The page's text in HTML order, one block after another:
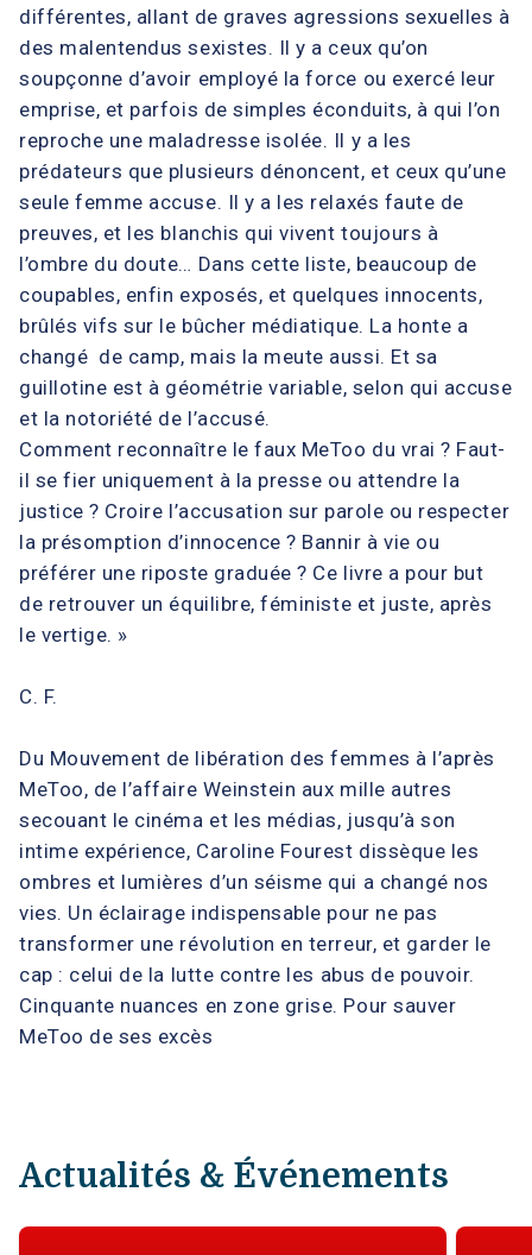
différentes, allant de graves agressions sexuelles à
des malentendus sexistes. Il y a ceux qu’on
soupçonne d’avoir employé la force ou exercé leur
emprise, et parfois de simples éconduits, à qui l’on
reproche une maladresse isolée. Il y a les
prédateurs que plusieurs dénoncent, et ceux qu’une
seule femme accuse. Il y a les relaxés faute de
preuves, et les blanchis qui vivent toujours à
l’ombre du doute… Dans cette liste, beaucoup de
coupables, enfin exposés, et quelques innocents,
brûlés vifs sur le bûcher médiatique. La honte a
changé de camp, mais la meute aussi. Et sa
guillotine est à géométrie variable, selon qui accuse
et la notoriété de l’accusé.
Comment reconnaître le faux MeToo du vrai ? Faut-
il se fier uniquement à la presse ou attendre la
justice ? Croire l’accusation sur parole ou respecter
la présomption d’innocence ? Bannir à vie ou
préférer une riposte graduée ? Ce livre a pour but
de retrouver un équilibre, féministe et juste, après
le vertige. »
C. F.
Du Mouvement de libération des femmes à l’après
MeToo, de l’affaire Weinstein aux mille autres
secouant le cinéma et les médias, jusqu’à son
intime expérience, Caroline Fourest dissèque les
ombres et lumières d’un séisme qui a changé nos
vies. Un éclairage indispensable pour ne pas
transformer une révolution en terreur, et garder le
cap : celui de la lutte contre les abus de pouvoir.
Cinquante nuances en zone grise. Pour sauver
MeToo de ses excès
Actualités & Événements